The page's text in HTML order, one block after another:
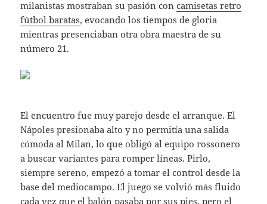
milanistas mostraban su pasión concamisetas retro
fútbol baratas, evocando los tiempos de gloria
mientras presenciaban otra obra maestra de su
número 21.
El encuentro fue muy parejo desde el arranque. El
Nápoles presionaba alto y no permitía una salida
cómoda al Milan, lo que obligó al equipo rossonero
a buscar variantes para romper líneas. Pirlo,
siempre sereno, empezó a tomar el control desde la
base del mediocampo. El juego se volvió más fluido
cada vez que el balón pasaba por sus pies, pero el